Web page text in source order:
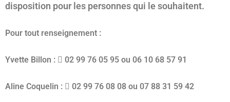
disposition pour les personnes qui le souhaitent.
Pour tout renseignement :
Yvette Billon :  02 99 76 05 95 ou 06 10 68 57 91
Aline Coquelin :  02 99 76 08 08 ou 07 88 31 59 42